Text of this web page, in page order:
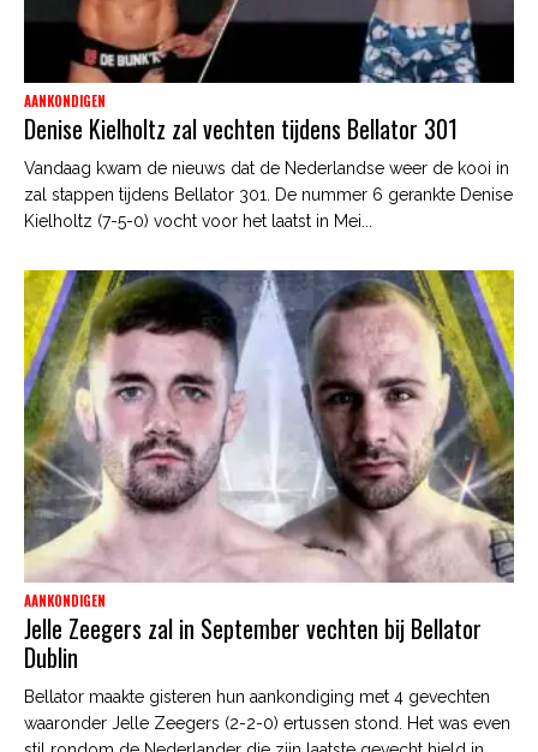
AANKONDIGEN
Denise Kielholtz zal vechten tijdens Bellator 301
Vandaag kwam de nieuws dat de Nederlandse weer de kooi in
zal stappen tijdens Bellator 301. De nummer 6 gerankte Denise
Kielholtz (7-5-0) vocht voor het laatst in Mei...
AANKONDIGEN
Jelle Zeegers zal in September vechten bij Bellator
Dublin
Bellator maakte gisteren hun aankondiging met 4 gevechten
waaronder Jelle Zeegers (2-2-0) ertussen stond. Het was even